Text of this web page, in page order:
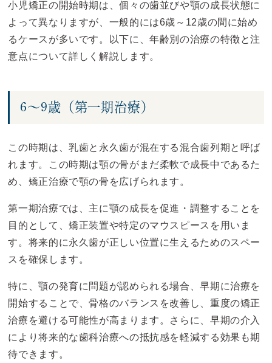
小児矯正の開始時期は、個々の歯並びや顎の成長状態に
よって異なりますが、一般的には6歳～12歳の間に始め
るケースが多いです。以下に、年齢別の治療の特徴と注
意点について詳しく解説します。
6～9歳（第一期治療）
この時期は、乳歯と永久歯が混在する混合歯列期と呼ば
れます。この時期は顎の骨がまだ柔軟で成長中であるた
め、矯正治療で顎の骨を広げられます。
第一期治療では、主に顎の成長を促進・調整することを
目的として、矯正装置や特定のマウスピースを用いま
す。将来的に永久歯が正しい位置に生えるためのスペー
スを確保します。
特に、顎の発育に問題が認められる場合、早期に治療を
開始することで、骨格のバランスを改善し、重度の矯正
治療を避ける可能性が高まります。さらに、早期の介入
により将来的な歯科治療への抵抗感を軽減する効果も期
待できます。